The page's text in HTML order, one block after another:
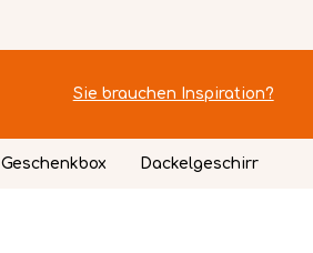
Sie brauchen Inspiration?
Geschenkbox Dackelgeschirr